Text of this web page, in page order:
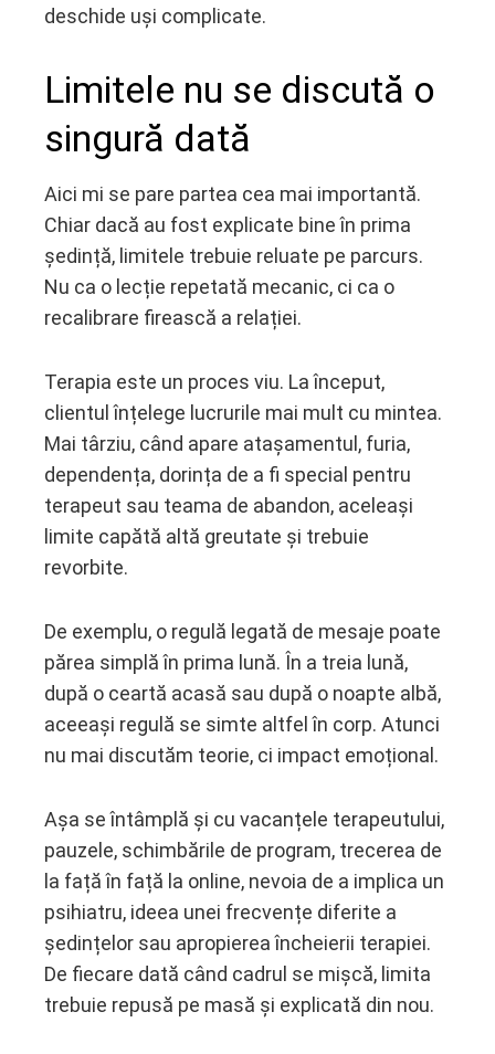
deschide uși complicate.
Limitele nu se discută o
singură dată
Aici mi se pare partea cea mai importantă.
Chiar dacă au fost explicate bine în prima
ședință, limitele trebuie reluate pe parcurs.
Nu ca o lecție repetată mecanic, ci ca o
recalibrare firească a relației.
Terapia este un proces viu. La început,
clientul înțelege lucrurile mai mult cu mintea.
Mai târziu, când apare atașamentul, furia,
dependența, dorința de a fi special pentru
terapeut sau teama de abandon, aceleași
limite capătă altă greutate și trebuie
revorbite.
De exemplu, o regulă legată de mesaje poate
părea simplă în prima lună. În a treia lună,
după o ceartă acasă sau după o noapte albă,
aceeași regulă se simte altfel în corp. Atunci
nu mai discutăm teorie, ci impact emoțional.
Așa se întâmplă și cu vacanțele terapeutului,
pauzele, schimbările de program, trecerea de
la față în față la online, nevoia de a implica un
psihiatru, ideea unei frecvențe diferite a
ședințelor sau apropierea încheierii terapiei.
De fiecare dată când cadrul se mișcă, limita
trebuie repusă pe masă și explicată din nou.